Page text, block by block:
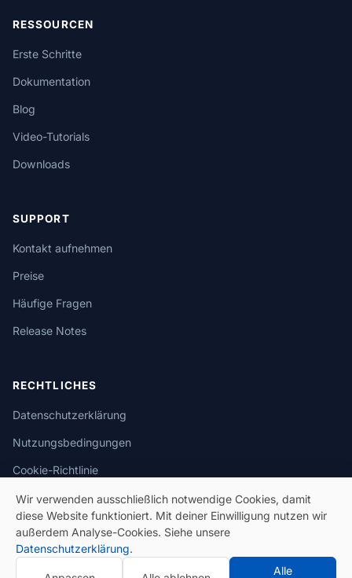
RESSOURCEN
Erste Schritte
Dokumentation
Blog
Video-Tutorials
Downloads
SUPPORT
Kontakt aufnehmen
Preise
Häufige Fragen
Release Notes
RECHTLICHES
Datenschutzerklärung
Nutzungsbedingungen
Cookie-Richtlinie
© 2026 eSeGeCe. Alle Rechte vorbehalten.
Wir verwenden ausschließlich notwendige Cookies, damit
diese Website funktioniert. Mit deiner Einwilligung nutzen wir
außerdem Analyse-Cookies. Siehe unsere
Datenschutzerklärung.
Alle